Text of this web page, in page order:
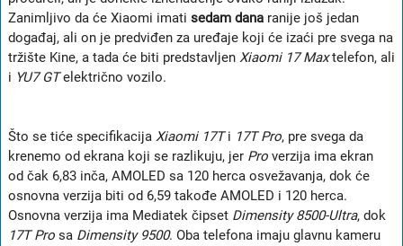
Zanimljivo da će Xiaomi imati sedam danaranije još jedan
događaj, ali on je predviđen za uređaje koji će izaći pre svega na
tržište Kine, a tada će biti predstavljen Xiaomi 17 Maxtelefon, ali
i YU7 GTelektrično vozilo.
Što se tiće specifikacija Xiaomi 17Ti 17T Pro, pre svega da
krenemo od ekrana koji se razlikuju, jer Pro verzija ima ekran
od čak 6,83 inča, AMOLED sa 120 herca osvežavanja, dok će
osnovna verzija biti od 6,59 takođe AMOLED i 120 herca.
Osnovna verzija ima Mediatek čipset Dimensity 8500-Ultra, dok
17T Prosa Dimensity 9500. Oba telefona imaju glavnu kameru